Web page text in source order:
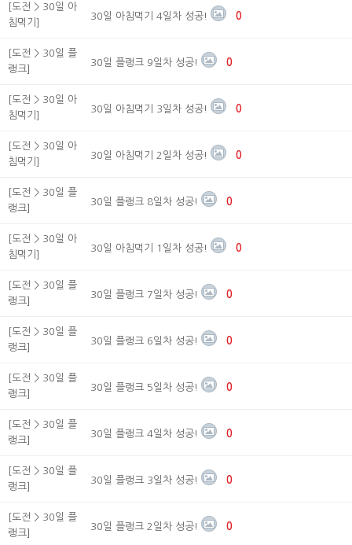
[도전 > 30일 아
침먹기]
30일 아침먹기 4일차 성공! 0
[도전 > 30일 플
랭크]
30일 플랭크 9일차 성공! 0
[도전 > 30일 아
침먹기]
30일 아침먹기 3일차 성공! 0
[도전 > 30일 아
침먹기]
30일 아침먹기 2일차 성공! 0
[도전 > 30일 플
랭크]
30일 플랭크 8일차 성공! 0
[도전 > 30일 아
침먹기]
30일 아침먹기 1일차 성공! 0
[도전 > 30일 플
랭크]
30일 플랭크 7일차 성공! 0
[도전 > 30일 플
랭크]
30일 플랭크 6일차 성공! 0
[도전 > 30일 플
랭크]
30일 플랭크 5일차 성공! 0
[도전 > 30일 플
랭크]
30일 플랭크 4일차 성공! 0
[도전 > 30일 플
랭크]
30일 플랭크 3일차 성공! 0
[도전 > 30일 플
랭크]
30일 플랭크 2일차 성공! 0